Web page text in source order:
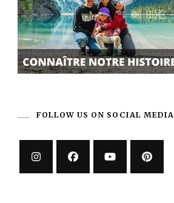
FOLLOW US ON SOCIAL MEDIA